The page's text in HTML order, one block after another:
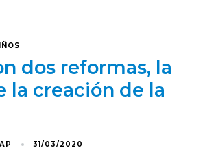
dos reformas, la
la creación de la
31/03/2020